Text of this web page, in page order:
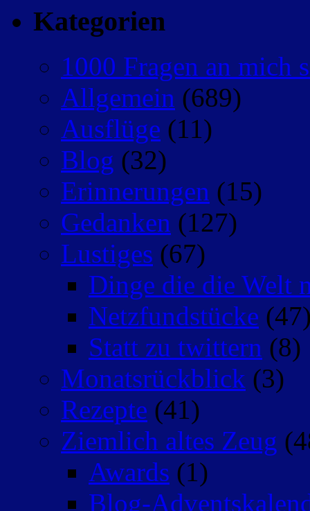
Kategorien
1000 Fragen an mich
Allgemein (689)
Ausflüge (11)
Blog (32)
Erinnerungen (15)
Gedanken (127)
Lustiges (67)
Dinge die die Welt
Netzfundstücke
Statt zu twittern (8)
Monatsrückblick (3)
Rezepte (41)
Ziemlich altes Zeug
Awards (1)
Blog-